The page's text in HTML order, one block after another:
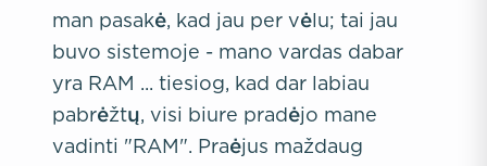
man pasakė, kad jau per vėlu; tai jau
buvo sistemoje - mano vardas dabar
yra RAM ... tiesiog, kad dar labiau
pabrėžtų, visi biure pradėjo mane
vadinti "RAM". Praėjus maždaug